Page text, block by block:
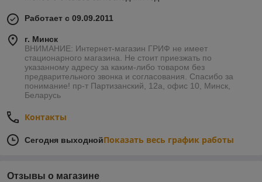
Работает с 09.09.2011
г. Минск
ВНИМАНИЕ: Интернет-магазин ГРИФ не имеет
стационарного магазина. Не стоит приезжать по
указанному адресу за каким-либо товаром без
предварительного звонка и согласования. Спасибо за
понимание! пр-т Партизанский, 12а, офис 10, Минск,
Беларусь
Контакты
Сегодня выходнойПоказать весь график работы
Отзывы о магазине